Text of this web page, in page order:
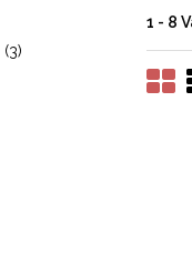
(3)
1 - 8